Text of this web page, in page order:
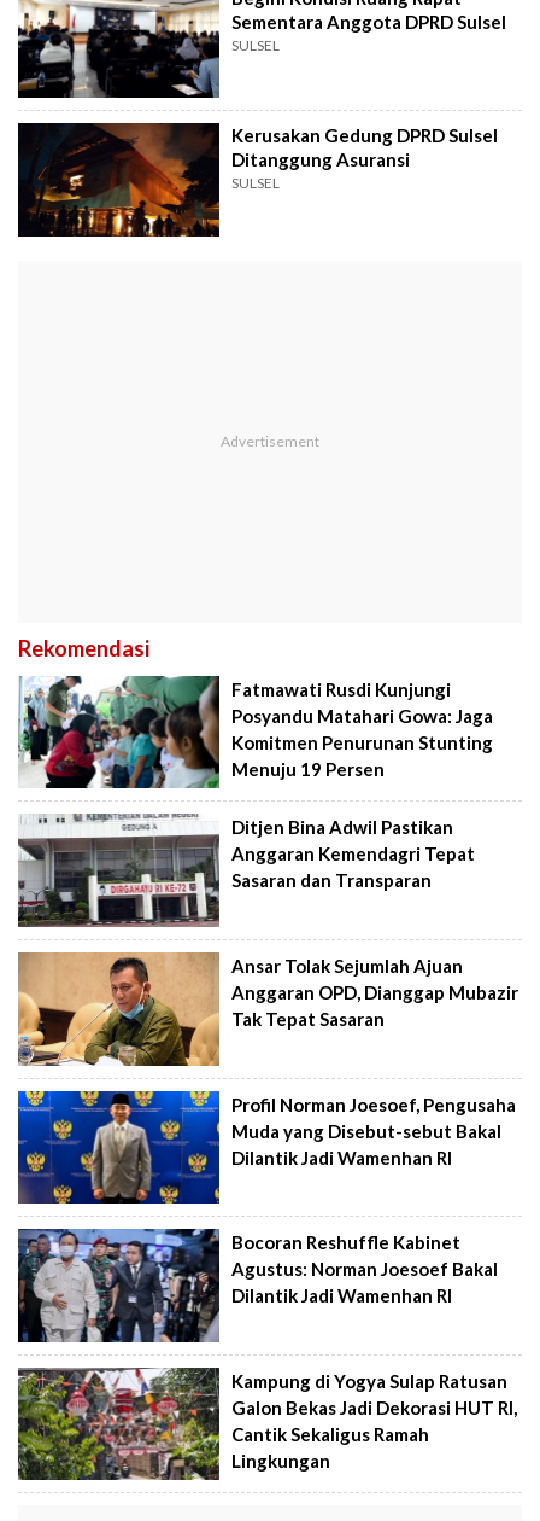
Sementara Anggota DPRD Sulsel
SULSEL
Kerusakan Gedung DPRD Sulsel
Ditanggung Asuransi
SULSEL
Rekomendasi
Fatmawati Rusdi Kunjungi
Posyandu Matahari Gowa: Jaga
Komitmen Penurunan Stunting
Menuju 19 Persen
Ditjen Bina Adwil Pastikan
Anggaran Kemendagri Tepat
Sasaran dan Transparan
Ansar Tolak Sejumlah Ajuan
Anggaran OPD, Dianggap Mubazir
Tak Tepat Sasaran
Profil Norman Joesoef, Pengusaha
Muda yang Disebut-sebut Bakal
Dilantik Jadi Wamenhan RI
Bocoran Reshuffle Kabinet
Agustus: Norman Joesoef Bakal
Dilantik Jadi Wamenhan RI
Kampung di Yogya Sulap Ratusan
Galon Bekas Jadi Dekorasi HUT RI,
Cantik Sekaligus Ramah
Lingkungan